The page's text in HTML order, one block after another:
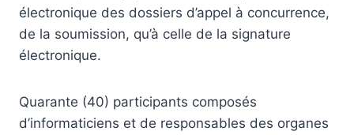
électronique des dossiers d’appel à concurrence,
de la soumission, qu’à celle de la signature
électronique.
Quarante (40) participants composés
d’informaticiens et de responsables des organes